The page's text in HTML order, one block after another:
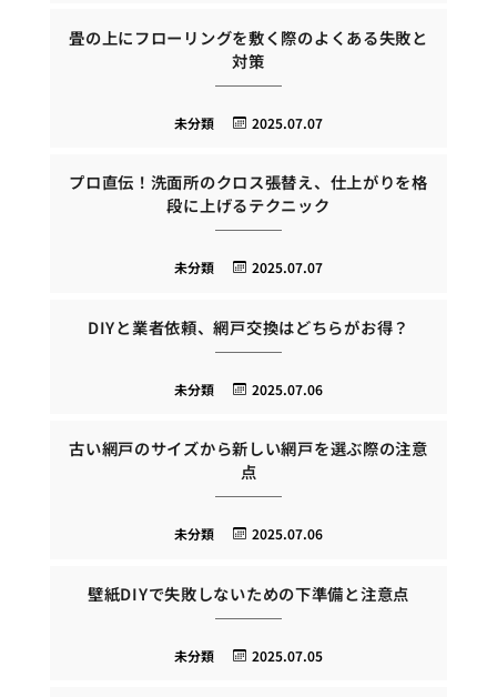
畳の上にフローリングを敷く際のよくある失敗と
対策
2025.07.07
未分類
プロ直伝！洗面所のクロス張替え、仕上がりを格
段に上げるテクニック
2025.07.07
未分類
DIYと業者依頼、網戸交換はどちらがお得？
2025.07.06
未分類
古い網戸のサイズから新しい網戸を選ぶ際の注意
点
2025.07.06
未分類
壁紙DIYで失敗しないための下準備と注意点
2025.07.05
未分類